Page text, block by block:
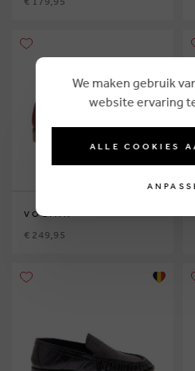
VOLTAN
€ 249,95
We maken gebruik
website ervaring
ALLE COOKIES